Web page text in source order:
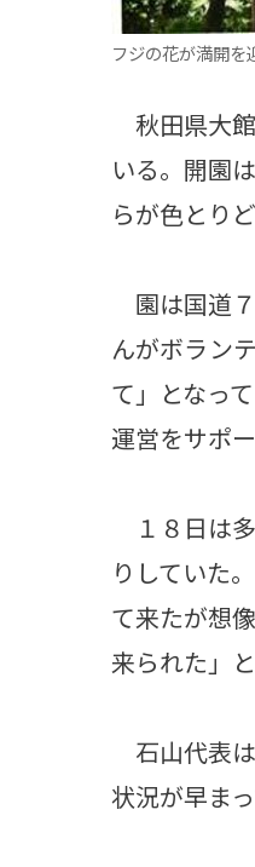
フジの花が満開
秋田県大
いる。開園
らが色とり
園は国道
んがボラン
て」となっ
運営をサポ
１８日は
りしていた
て来たが想
来られた」
石山代表
状況が早ま